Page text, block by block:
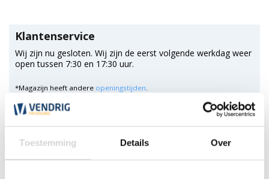
Toestemming Details Over
Klantenservice
Wij zijn nu gesloten. Wij zijn de eerst volgende werkdag weer
open tussen 7:30 en 17:30 uur.
*Magazijn heeft andere openingstijden.
0348 4791 95
Chat